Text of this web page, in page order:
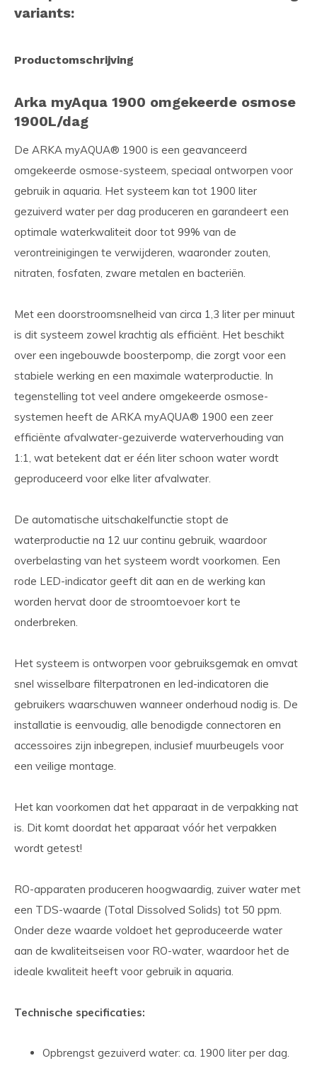
variants:
Productomschrijving
Arka myAqua 1900 omgekeerde osmose
1900L/dag
De ARKA myAQUA® 1900 is een geavanceerd
omgekeerde osmose-systeem, speciaal ontworpen voor
gebruik in aquaria. Het systeem kan tot 1900 liter
gezuiverd water per dag produceren en garandeert een
optimale waterkwaliteit door tot 99% van de
verontreinigingen te verwijderen, waaronder zouten,
nitraten, fosfaten, zware metalen en bacteriën.
Met een doorstroomsnelheid van circa 1,3 liter per minuut
is dit systeem zowel krachtig als efficiënt. Het beschikt
over een ingebouwde boosterpomp, die zorgt voor een
stabiele werking en een maximale waterproductie. In
tegenstelling tot veel andere omgekeerde osmose-
systemen heeft de ARKA myAQUA® 1900 een zeer
efficiënte afvalwater-gezuiverde waterverhouding van
1:1, wat betekent dat er één liter schoon water wordt
geproduceerd voor elke liter afvalwater.
De automatische uitschakelfunctie stopt de
waterproductie na 12 uur continu gebruik, waardoor
overbelasting van het systeem wordt voorkomen. Een
rode LED-indicator geeft dit aan en de werking kan
worden hervat door de stroomtoevoer kort te
onderbreken.
Het systeem is ontworpen voor gebruiksgemak en omvat
snel wisselbare filterpatronen en led-indicatoren die
gebruikers waarschuwen wanneer onderhoud nodig is. De
installatie is eenvoudig, alle benodigde connectoren en
accessoires zijn inbegrepen, inclusief muurbeugels voor
een veilige montage.
Het kan voorkomen dat het apparaat in de verpakking nat
is. Dit komt doordat het apparaat vóór het verpakken
wordt getest!
RO-apparaten produceren hoogwaardig, zuiver water met
een TDS-waarde (Total Dissolved Solids) tot 50 ppm.
Onder deze waarde voldoet het geproduceerde water
aan de kwaliteitseisen voor RO-water, waardoor het de
ideale kwaliteit heeft voor gebruik in aquaria.
Technische specificaties:
Opbrengst gezuiverd water: ca. 1900 liter per dag.